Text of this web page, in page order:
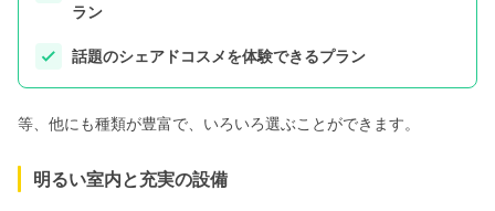
ラン
話題のシェアドコスメを体験できるプラン
等、他にも種類が豊富で、いろいろ選ぶことができます。
明るい室内と充実の設備